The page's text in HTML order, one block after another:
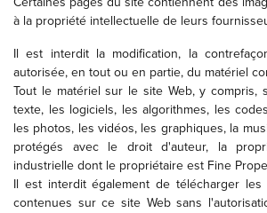
à la propriété intellectuelle de leurs
Il est interdit la modification, la
autorisée, en tout ou en partie, du matériel
Tout le matériel sur le site Web, y compris,
texte, les logiciels, les algorithmes, les
les photos, les vidéos, les graphiques, la
protégés avec le droit d'auteur, la
industrielle dont le propriétaire est Fine
Il est interdit également de télécharger
contenues sur ce site Web sans